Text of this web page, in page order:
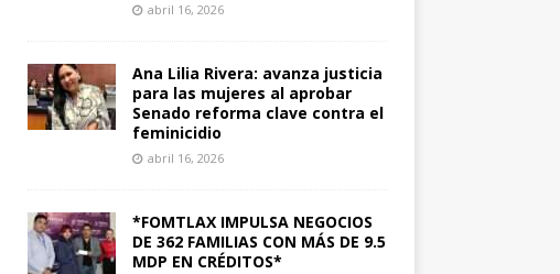
abril 16, 2026
Ana Lilia Rivera: avanza justicia
para las mujeres al aprobar
Senado reforma clave contra el
feminicidio
abril 16, 2026
*FOMTLAX IMPULSA NEGOCIOS
DE 362 FAMILIAS CON MÁS DE 9.5
MDP EN CRÉDITOS*